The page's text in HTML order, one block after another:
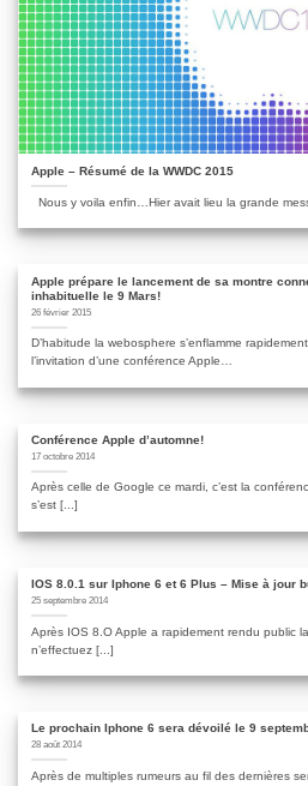
Apple – Résumé de la WWDC 2015
Nous y voila enfin…Hier avait lieu la grande
Apple prépare le lancement de sa montre
inhabituelle le 9 Mars!
26 février 2015
D’habitude la webosphere s’enflamme
l’invitation d’une conférence Apple…
Conférence Apple d’automne!
17 octobre 2014
Après celle de Google ce mardi, c’est la
s’est [...]
IOS 8.0.1 sur Iphone 6 et 6 Plus – Mise à jour
25 septembre 2014
Après IOS 8.O Apple a rapidement rendu public
n’effectuez [...]
Le prochain Iphone 6 sera dévoilé le 9
28 août 2014
Après de multiples rumeurs au fil des dernières